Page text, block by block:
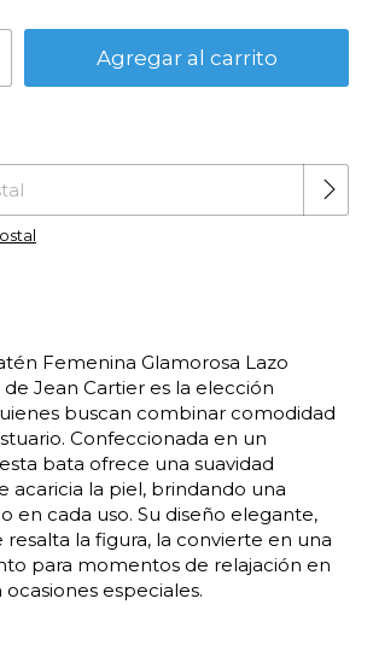
Femenina Glamorosa Lazo
Jean Cartier es la elección
buscan combinar comodidad
Confeccionada en un
bata ofrece una suavidad
acaricia la piel, brindando una
en cada uso. Su diseño elegante,
resalta la figura, la convierte en una
para momentos de relajación en
especiales.